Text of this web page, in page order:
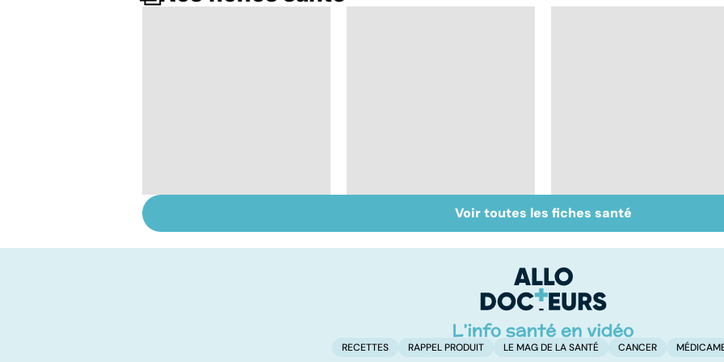
hormonal : et si
Tout savoir sur les
infections
Inflammation des
amygdales : que faire
Voir toutes les fiches santé
RECETTES RAPPEL PRODUIT LE MAG DE LA SANTÉ CANCER